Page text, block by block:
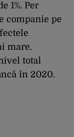
1%. Per
companie pe
mare.
total
în 2020.